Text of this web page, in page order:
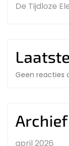
De Tijdloze
Geen reacties
Archief
april 2026